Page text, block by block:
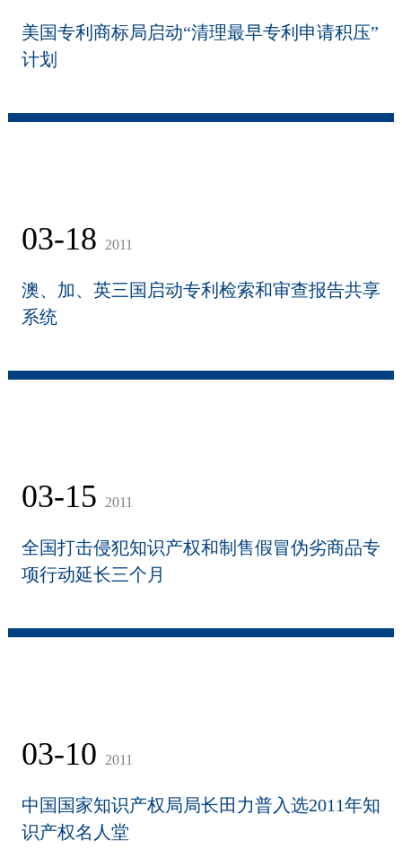
美国专利商标局启动“清理最早专利申请积压”
计划
03-18 2011
澳、加、英三国启动专利检索和审查报告共享
系统
03-15 2011
全国打击侵犯知识产权和制售假冒伪劣商品专
项行动延长三个月
03-10 2011
中国国家知识产权局局长田力普入选2011年知
识产权名人堂